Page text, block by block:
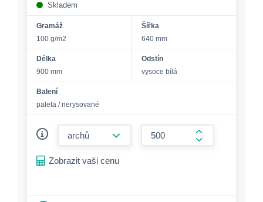
Skladem
Gramáž
100 g/m2
Šířka
640 mm
Délka
900 mm
Odstín
vysoce bílá
Balení
paleta / nerysované
form.increase-
Zobrazit vaši cenu